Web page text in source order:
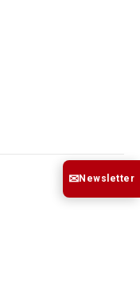
✉Newsletter